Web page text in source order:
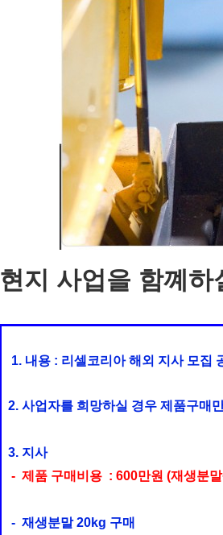
현지 사업을 함꼐
1. 내용 : 리셀코리아 해외 지사 모집
2. 사업자를 희망하실 경우 제품구매
3. 지사
- 제품 구매비용 : 600만원 (재생분
- 재생분말 20kg 구매